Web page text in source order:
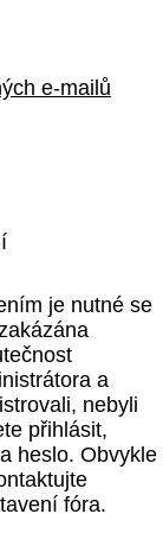
e-mailů
je nutné se
a
nebyli
přihlásit,
heslo. Obvykle
fóra.